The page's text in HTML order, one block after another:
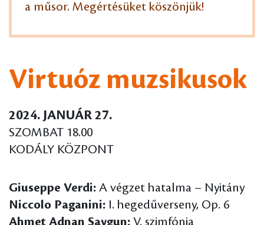
a műsor. Megértésüket köszönjük!
Virtuóz muzsikusok
2024. JANUÁR 27.
SZOMBAT 18.00
KODÁLY KÖZPONT
Giuseppe Verdi: A végzet hatalma – Nyitány
Niccolo Paganini: I. hegedűverseny, Op. 6
Ahmet Adnan Saygun: V. szimfónia